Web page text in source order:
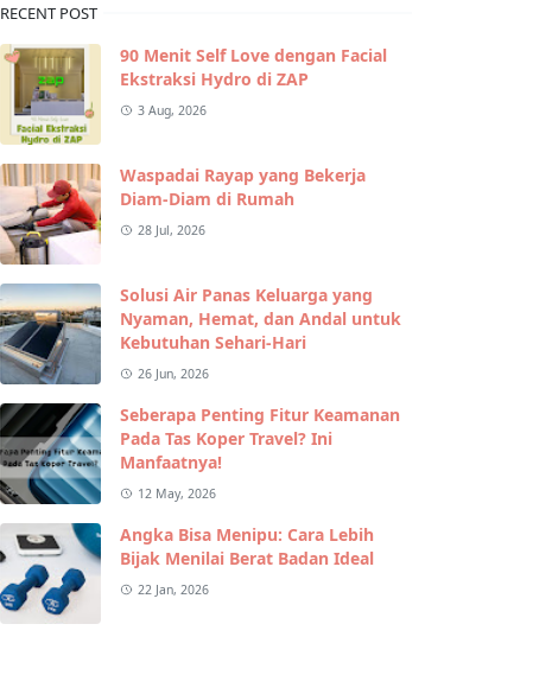
RECENT POST
90 Menit Self Love dengan Facial
Ekstraksi Hydro di ZAP
3 Aug, 2026
Waspadai Rayap yang Bekerja
Diam-Diam di Rumah
28 Jul, 2026
Solusi Air Panas Keluarga yang
Nyaman, Hemat, dan Andal untuk
Kebutuhan Sehari-Hari
26 Jun, 2026
Seberapa Penting Fitur Keamanan
Pada Tas Koper Travel? Ini
Manfaatnya!
12 May, 2026
Angka Bisa Menipu: Cara Lebih
Bijak Menilai Berat Badan Ideal
22 Jan, 2026